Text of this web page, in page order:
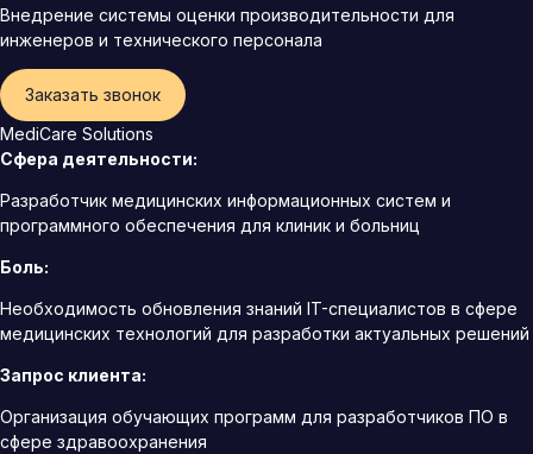
Внедрение системы оценки производительности для
инженеров и технического персонала
Заказать звонок
MediCare Solutions
Сфера деятельности:
Разработчик медицинских информационных систем и
программного обеспечения для клиник и больниц
Боль:
Необходимость обновления знаний IT-специалистов в сфере
медицинских технологий для разработки актуальных решений
Запрос клиента:
Организация обучающих программ для разработчиков ПО в
сфере здравоохранения